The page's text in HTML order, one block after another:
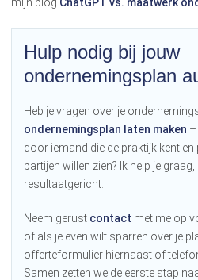
Hulp nodig bij jouw
ondernemingsplan
Heb je vragen over je
ondernemingsplan laten maken
door iemand die de praktijk kent
partijen willen zien? Ik help je
resultaatgericht.
Neem gerust contact met me op
of als je even wilt sparren over je
offerteformulier hiernaast of
Samen zetten we de eerste stap